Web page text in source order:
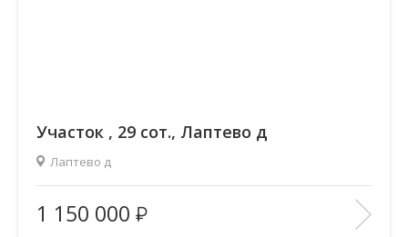
Участок , 29 сот., Лаптево д
Лаптево д
Площадь(общ. /жил. /кухня), м2:
—/—/—
Количество комнат:
—
1 150 000